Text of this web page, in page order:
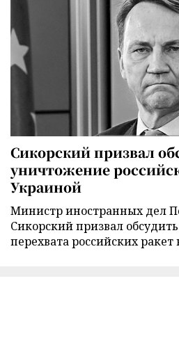
Сикорский призвал
уничтожение
Украиной
Министр иностранных дел
Сикорский призвал
перехвата российских